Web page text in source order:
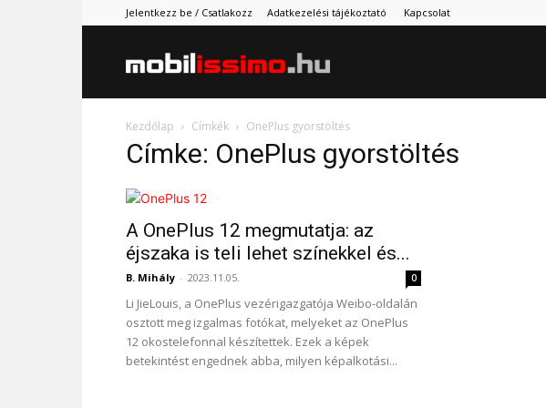
Jelentkezz be / Csatlakozz Adatkezelési tájékoztató Kapcsolat
Mobilissimo.hu
Kezdőlap Címkék OnePlus gyorstöltés
Címke: OnePlus gyorstöltés
A OnePlus 12 megmutatja: az
éjszaka is teli lehet színekkel és...
B. Mihály - 2023.11.05. 0
Li JieLouis, a OnePlus vezérigazgatója Weibo-oldalán
osztott meg izgalmas fotókat, melyeket az OnePlus
12 okostelefonnal készítettek. Ezek a képek
betekintést engednek abba, milyen képalkotási...